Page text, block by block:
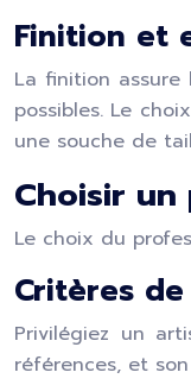
Finition et
La finition assure
possibles. Le
une souche de
Choisir
Le choix du
Critères
Privilégiez un
références, et